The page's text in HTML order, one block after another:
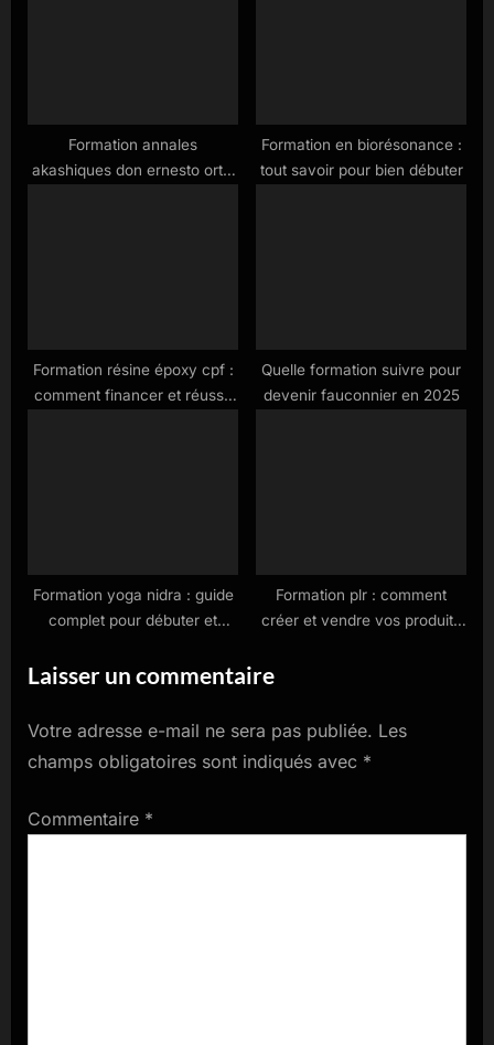
Formation annales
akashiques don ernesto ortiz
Formation en biorésonance :
tout savoir pour bien débuter
Formation résine époxy cpf :
comment financer et réussir
Quelle formation suivre pour
devenir fauconnier en 2025
Formation yoga nidra : guide
complet pour débuter et
Formation plr : comment
créer et vendre vos produits
Laisser un commentaire
Votre adresse e-mail ne sera pas publiée. Les
champs obligatoires sont indiqués avec *
Commentaire *